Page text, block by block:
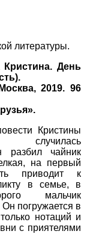
литературы.
Кристина. День
2019. 96
Кристины
случилась
разбил чайник
на первый
приводит к
в семье, в
мальчик
погружается в
нотаций и
с приятелями